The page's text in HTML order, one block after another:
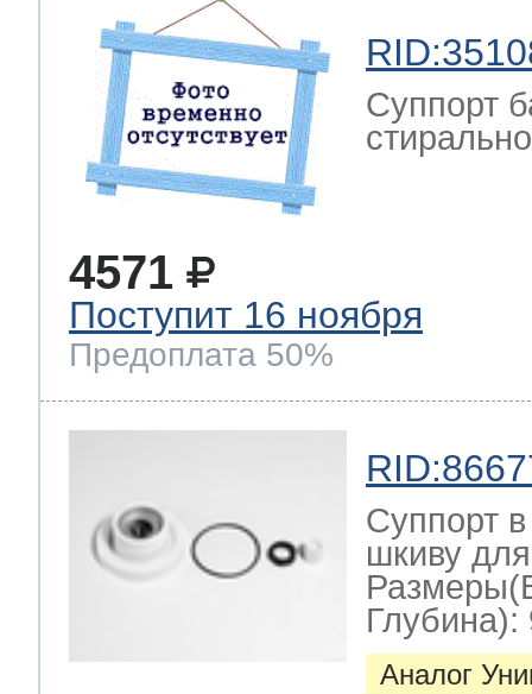
Суппорт
4571
Поступит 16 ноября
Предоплата 50%
Суппорт
шкиву
Глубина):
Аналог